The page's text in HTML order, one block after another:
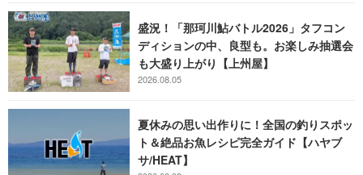
盛況！「那珂川鮎バトル2026」タフコン
ディションの中、良型も。お楽しみ抽選会
も大盛り上がり【上州屋】
2026.08.05
夏休みの思い出作りに！全国の釣りスポッ
ト＆絶品お魚レシピ完全ガイド【ハヤブ
サ/HEAT】